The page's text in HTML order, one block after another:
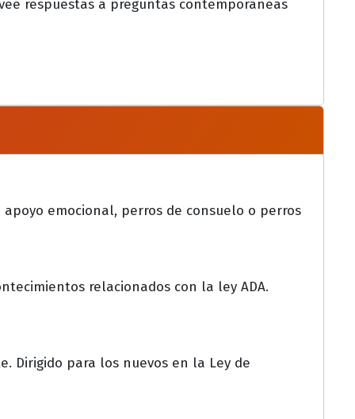
respuestas a preguntas contemporáneas
emocional, perros de consuelo o perros
relacionados con la ley ADA.
Dirigido para los nuevos en la Ley de